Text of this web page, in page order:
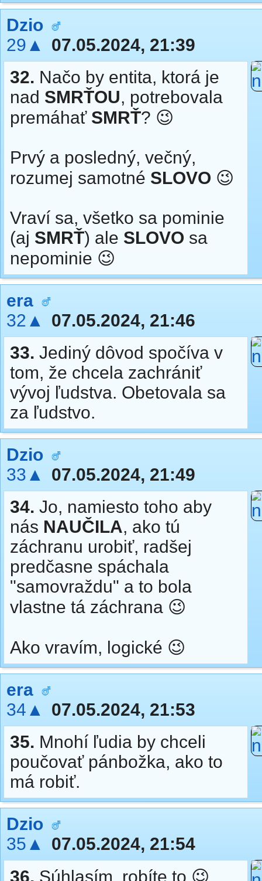
Dzio
29▲
07.05.2024, 21:39
32. Načo by entita, ktorá je
nad SMRŤOU, potrebovala
premáhať SMRŤ? 😉
Prvý a posledný, večný,
rozumej samotné SLOVO 😉
Vraví sa, všetko sa pominie
(aj SMRŤ) ale SLOVO sa
nepominie 😉
era
32▲
07.05.2024, 21:46
33. Jediný dôvod spočíva v
tom, že chcela zachrániť
vývoj ľudstva. Obetovala sa
za ľudstvo.
Dzio
33▲
07.05.2024, 21:49
34. Jo, namiesto toho aby
nás NAUČILA, ako tú
záchranu urobiť, radšej
predčasne spáchala
"samovraždu" a to bola
vlastne tá záchrana 😉
Ako vravím, logické 😉
era
34▲
07.05.2024, 21:53
35. Mnohí ľudia by chceli
poučovať pánbožka, ako to
má robiť.
Dzio
35▲
07.05.2024, 21:54
36. Súhlasím, robíte to 😉